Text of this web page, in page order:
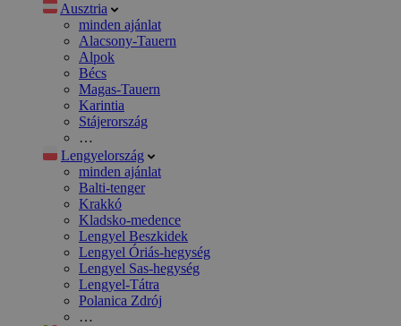
Ausztria
minden ajánlat
Alacsony-Tauern
Alpok
Bécs
Magas-Tauern
Karintia
Stájerország
…
Lengyelország
minden ajánlat
Balti-tenger
Krakkó
Kladsko-medence
Lengyel Beszkidek
Lengyel Óriás-hegység
Lengyel Sas-hegység
Lengyel-Tátra
Polanica Zdrój
…